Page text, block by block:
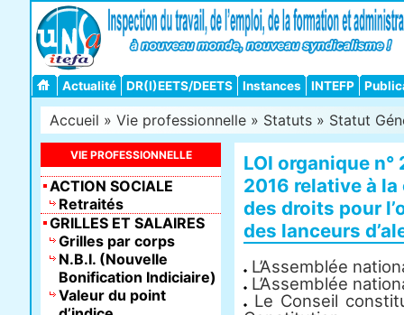
Actualité DR(I)EETS/DEETS Instances INTEFP
Accueil » Vie professionnelle » Statuts » Statut
LOI organique
2016 relative à
des droits pour
des lanceurs
L’Assemblée
L’Assemblée
Le Conseil
VIE PROFESSIONNELLE
ACTION SOCIALE
Retraités
GRILLES ET SALAIRES
Grilles par corps
N.B.I. (Nouvelle
Bonification Indiciaire)
Valeur du point